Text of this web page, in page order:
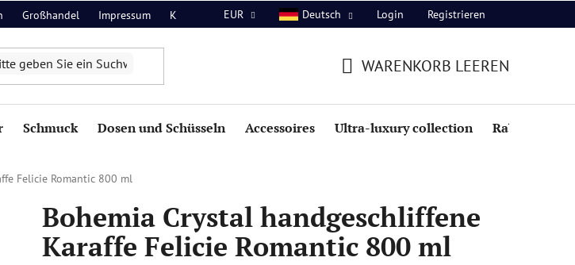
Großhandel Impressum Kontakt EUR Deutsch Login Registrieren
WARENKORB LEEREN
Schmuck Dosen und Schüsseln Accessoires Ultra-luxury collection Rabatte
Felicie Romantic 800 ml
Bohemia Crystal handgeschliffene
Karaffe Felicie Romantic 800 ml